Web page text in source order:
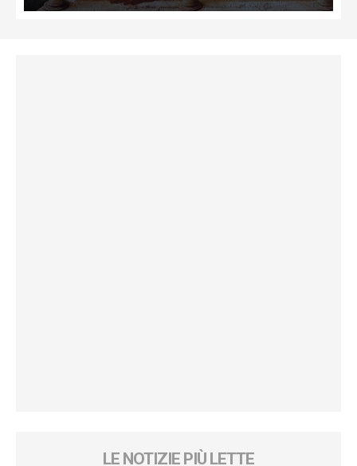
LE NOTIZIE PIÙ LETTE